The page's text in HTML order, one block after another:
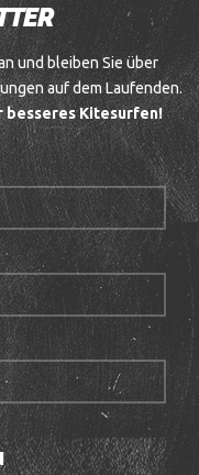
und bleiben Sie über
auf dem Laufenden.
besseres Kitesurfen!